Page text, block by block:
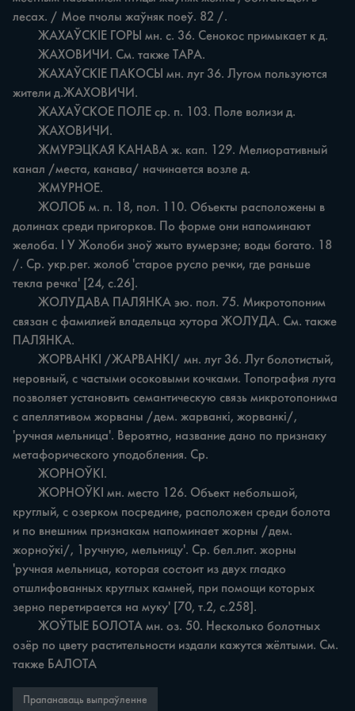
лесах. / Мое пчолы жаўняк поеў. 82 /.
жители д.ЖАХОВИЧИ.
канал /места, канава/ начинается возле д.
долинах среди пригорков. По форме они напоминают
желоба. I У Жолоби зноў жыто вумерзне; воды богато. 18
/. Ср. укр.рег. жолоб 'старое русло речки, где раньше
текла речка' [24, с.26].
связан с фамилией владельца хутора ЖОЛУДА. См. также
ПАЛЯНКА.
неровный, с частыми осоковыми кочками. Топография луга
позволяет установить семантическую связь микротопонима
с апеллятивом жорваны /дем. жарванкі, жорванкі/,
'ручная мельница'. Вероятно, название дано по признаку
метафорического уподобления. Ср.
круглый, с озерком посредине, расположен среди болота
и по внешним признакам напоминает жорны /дем.
жорноўкі/, 1ручную, мельницу'. Ср. бел.лит. жорны
'ручная мельница, которая состоит из двух гладко
отшлифованных круглых камней, при помощи которых
зерно перетирается на муку' [70, т.2, с.258].
озёр по цвету растительности издали кажутся жёлтыми. См.
также БАЛОТА
Прапанаваць выпраўленне